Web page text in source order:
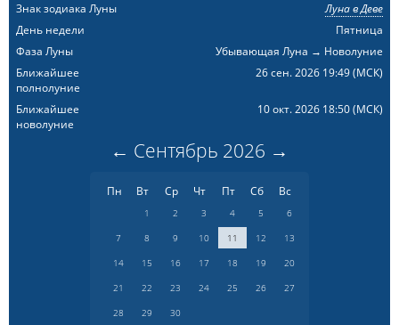
Знак зодиака Луны
Луна в Деве
День недели
Пятница
Фаза Луны
Убывающая Луна → Новолуние
Ближайшее
полнолуние
26 сен. 2026 19:49(МСК)
Ближайшее
новолуние
10 окт. 2026 18:50(МСК)
← Сентябрь 2026 →
Пн Вт Ср Чт Пт Сб Вс
1 2 3 4 5
6
7
8 9 10 11 12
13
14
15 16 17 18 19
20
21
22 23 24 25 26
27
28
29 30